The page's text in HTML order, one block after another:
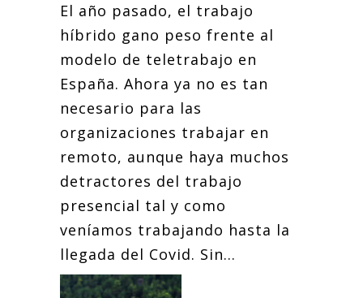
El año pasado, el trabajo
híbrido gano peso frente al
modelo de teletrabajo en
España. Ahora ya no es tan
necesario para las
organizaciones trabajar en
remoto, aunque haya muchos
detractores del trabajo
presencial tal y como
veníamos trabajando hasta la
llegada del Covid. Sin...